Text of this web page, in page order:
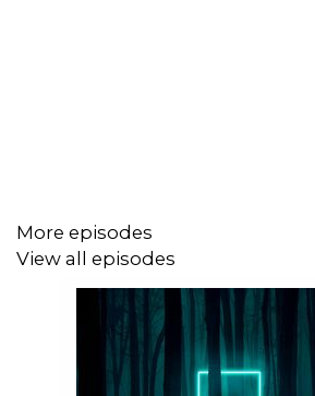
et saturées sont inaccessibles,
lumineuse joue un grand rôle dans
couleurs.
De ce fait, même si les chats voient
ils voient bien en noir et blanc dans
More episodes
View all episodes